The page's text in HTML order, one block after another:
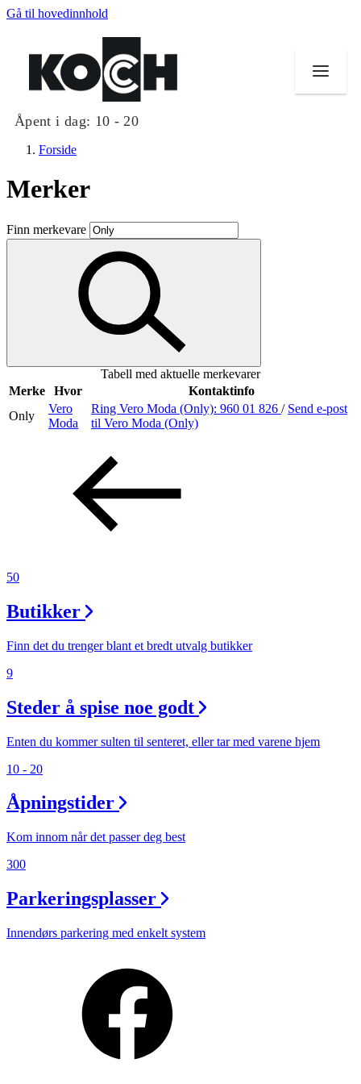
Gå til hovedinnhold
Åpent i dag: 10 - 20
Butikker
Mat og drikke
Aktiviteter
Merker
Inspirasjon
Ledige stillinger
Magasin
Kundeklubb
Forside
Merker
Finn merkevare
Tabell med aktuelle merkevarer
Merke
Hvor
Kontaktinfo
Only
Vero
Moda
Ring Vero Moda (Only): 960 01 826 / Send e-post
til Vero Moda (Only)
50
Butikker
Finn det du trenger blant et bredt utvalg butikker
9
Steder å spise noe godt
Enten du kommer sulten til senteret, eller tar med varene hjem
10 - 20
Åpningstider
Kom innom når det passer deg best
300
Parkeringsplasser
Innendørs parkering med enkelt system